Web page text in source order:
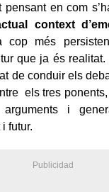
pensant en com
context
cop més
que ja és
de conduir els
els tres
i
futur.